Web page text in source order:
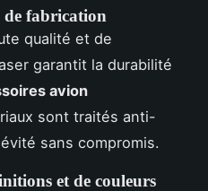
de fabrication
qualité et de
garantit la durabilité
avion
sont traités anti-
sans compromis.
et de couleurs